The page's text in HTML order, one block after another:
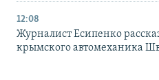
12:08
Журналист Есипенко
крымского автомеханика